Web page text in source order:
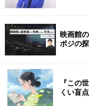
映画館
ポジの
『この
くい盲点